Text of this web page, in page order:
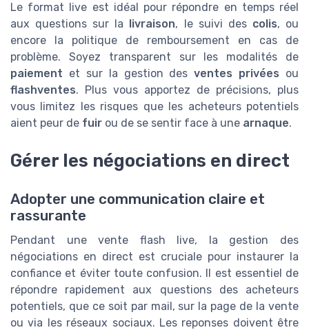
Le format live est idéal pour répondre en temps réel
aux questions sur la
livraison, le suivi des colis, ou
encore la politique de remboursement en cas de
problème. Soyez transparent sur les modalités de
paiement et sur la gestion desventes privées ou
flashventes. Plus vous apportez de précisions, plus
vous limitez les risques que les acheteurs potentiels
aient peur de fuir ou de se sentir face à une arnaque.
Gérer les négociations en direct
Adopter une communication claire et
rassurante
Pendant une vente flash live, la gestion des
négociations en direct est cruciale pour instaurer la
confiance et éviter toute confusion. Il est essentiel de
répondre rapidement aux questions des acheteurs
potentiels, que ce soit par mail, sur la page de la vente
ou via les réseaux sociaux. Les reponses doivent être